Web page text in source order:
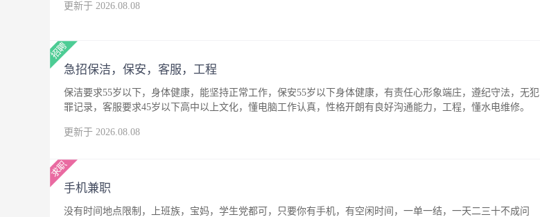
更新于 2026.08.08
急招保洁，保安，客服，工程
保洁要求55岁以下，身体健康，能坚持正常工作，保安55岁以下身体健康，有责任心形象端庄，遵纪守法，无犯
罪记录，客服要求45岁以下高中以上文化，懂电脑工作认真，性格开朗有良好沟通能力，工程，懂水电维修。
更新于 2026.08.08
手机兼职
没有时间地点限制，上班族，宝妈，学生党都可，只要你有手机，有空闲时间，一单一结，一天二三十不成问